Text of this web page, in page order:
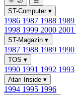
ST-Computer ▾
1986 1987 1988 1989
1998 1999 2000 2001
ST-Magazin ▾
1987 1988 1989 1990
TOS ▾
1990 1991 1992 1993
Atari Inside ▾
1994 1995 1996